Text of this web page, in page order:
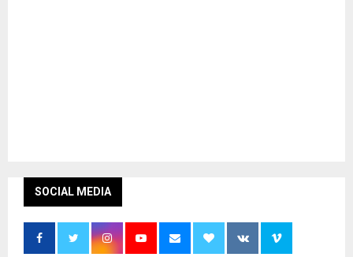
SOCIAL MEDIA